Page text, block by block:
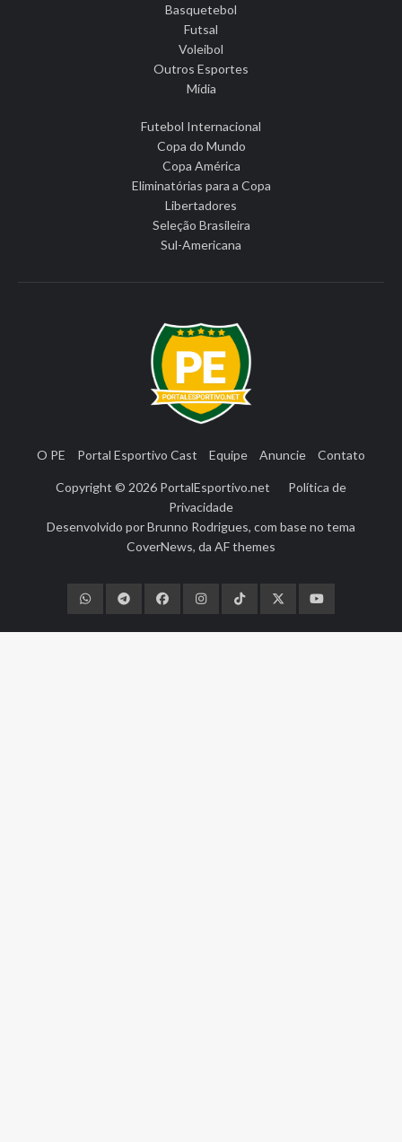
Basquetebol
Futsal
Voleibol
Outros Esportes
Mídia
Futebol Internacional
Copa do Mundo
Copa América
Eliminatórias para a Copa
Libertadores
Seleção Brasileira
Sul-Americana
O PE Portal Esportivo Cast Equipe Anuncie Contato
Copyright © 2026 PortalEsportivo.net
Política de
Privacidade
Desenvolvido porBrunno Rodrigues, com base no tema
CoverNews, da AF themes